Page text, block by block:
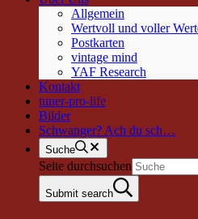
Allgemein
Wertvoll und voller
Postkarten
vintage mind
YAF Research
Kontakt
tuner-pro-life
Bilder
Schwanger? Ach du sch…
Suche
Seite durchsuchen
Submit search